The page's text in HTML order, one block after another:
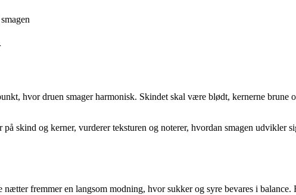
hvor druen smager harmonisk. Skindet skal være blødt, kernerne brune
skind og kerner, vurderer teksturen og noterer, hvordan smagen udvikler
fremmer en langsom modning, hvor sukker og syre bevares i